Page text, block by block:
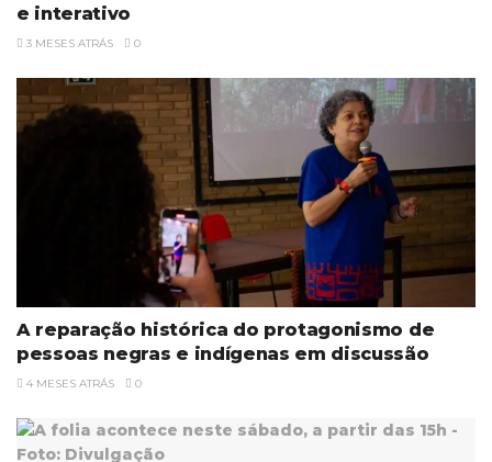
e interativo
3 MESES ATRÁS 0
A reparação histórica do protagonismo de
pessoas negras e indígenas em discussão
4 MESES ATRÁS 0